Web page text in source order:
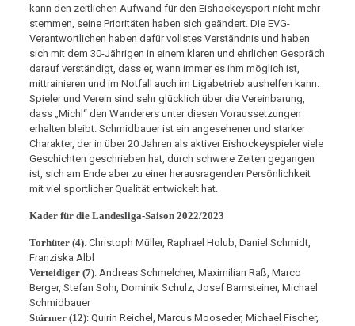
kann den zeitlichen Aufwand für den Eishockeysport nicht mehr
stemmen, seine Prioritäten haben sich geändert. Die EVG-
Verantwortlichen haben dafür vollstes Verständnis und haben
sich mit dem 30-Jährigen in einem klaren und ehrlichen Gespräch
darauf verständigt, dass er, wann immer es ihm möglich ist,
mittrainieren und im Notfall auch im Ligabetrieb aushelfen kann.
Spieler und Verein sind sehr glücklich über die Vereinbarung,
dass „Michl“ den Wanderers unter diesen Voraussetzungen
erhalten bleibt. Schmidbauer ist ein angesehener und starker
Charakter, der in über 20 Jahren als aktiver Eishockeyspieler viele
Geschichten geschrieben hat, durch schwere Zeiten gegangen
ist, sich am Ende aber zu einer herausragenden Persönlichkeit
mit viel sportlicher Qualität entwickelt hat.
Kader für die Landesliga-Saison 2022/2023
Torhüter (4): Christoph Müller, Raphael Holub, Daniel Schmidt,
Franziska Albl
Verteidiger (7): Andreas Schmelcher, Maximilian Raß, Marco
Berger, Stefan Sohr, Dominik Schulz, Josef Barnsteiner, Michael
Schmidbauer
Stürmer (12): Quirin Reichel, Marcus Mooseder, Michael Fischer,